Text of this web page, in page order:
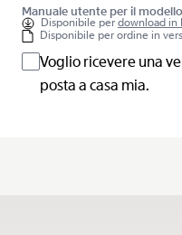
Manuale utente per il
Disponibile perdownload in
Disponibile per ordine in
Voglio ricevere una
posta a casa mia.